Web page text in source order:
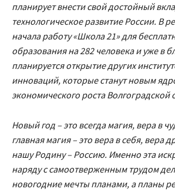
планирует внести свой достойный
технологическое развитие России. В
начала работу «Школа 21» для
образования на 282 человека и уже в
планируется открытие других
инноваций, которые станут новым
экономического роста Волгоградской
Новый год – это всегда магия, вера в
главная магия – это вера в себя, вера
нашу Родину – Россию. Именно эта
наряду с самоотверженным трудом
новогодние мечты планами, а планы